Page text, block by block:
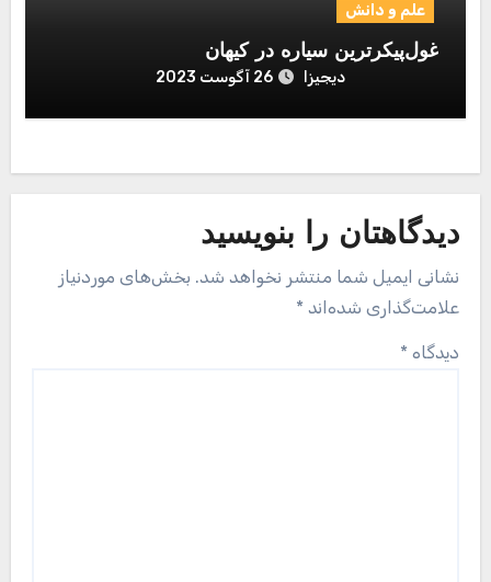
علم و دانش
غول‌پیکرترین سیاره در کیهان
دیجیزا 26 آگوست 2023
دیدگاهتان را بنویسید
نشانی ایمیل شما منتشر نخواهد شد. بخش‌های موردنیاز
علامت‌گذاری شده‌اند *
دیدگاه *